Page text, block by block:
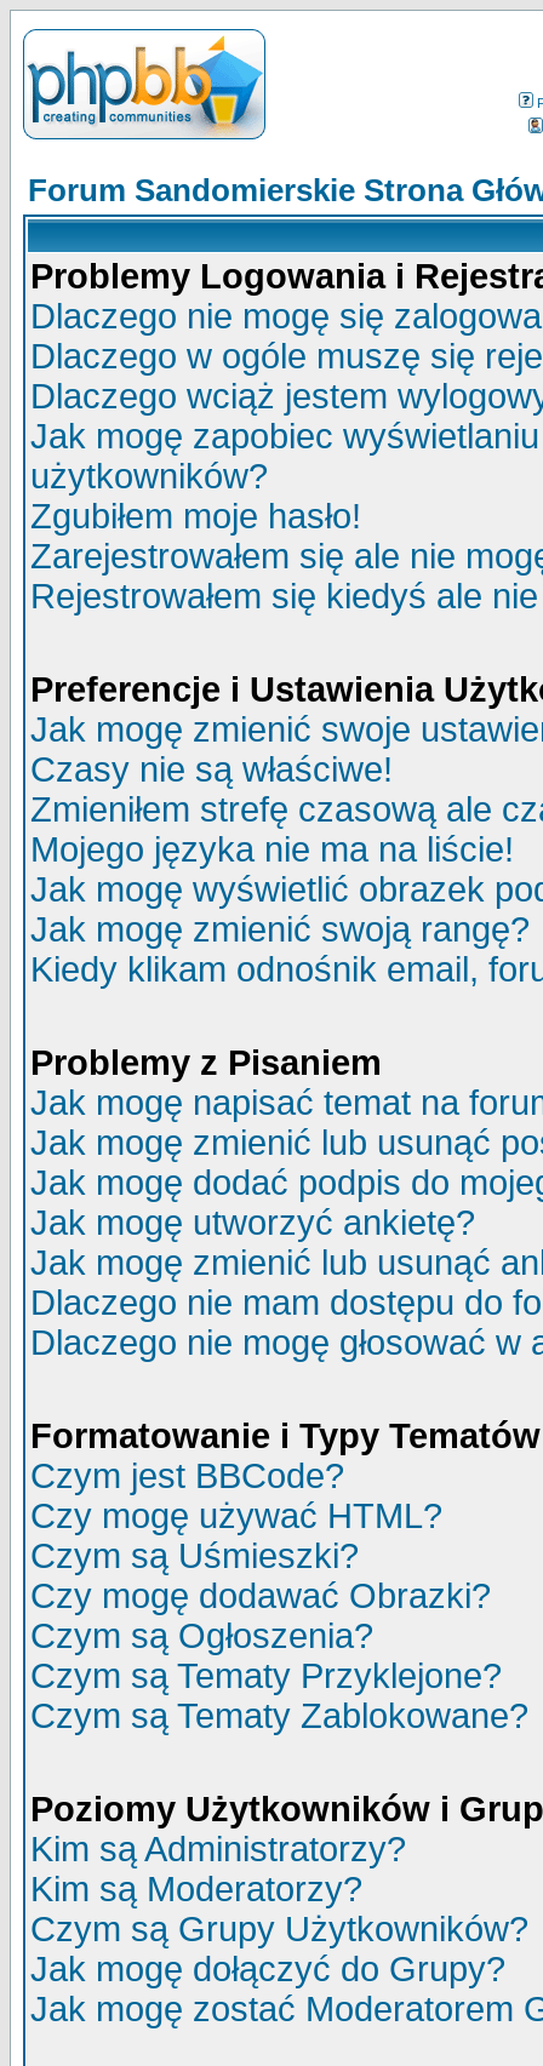
Forum Sandomierskie Strona
Problemy Logowania i
Dlaczego nie mogę się
Dlaczego w ogóle muszę się
Dlaczego wciąż jestem
Jak mogę zapobiec
użytkowników?
Zgubiłem moje hasło!
Zarejestrowałem się ale nie
Rejestrowałem się kiedyś ale
Preferencje i Ustawienia
Jak mogę zmienić swoje
Czasy nie są właściwe!
Zmieniłem strefę czasową ale
Mojego języka nie ma na liście!
Jak mogę wyświetlić obrazek
Jak mogę zmienić swoją rangę?
Kiedy klikam odnośnik email,
Problemy z Pisaniem
Jak mogę napisać temat na
Jak mogę zmienić lub usunąć
Jak mogę dodać podpis do
Jak mogę utworzyć ankietę?
Jak mogę zmienić lub usunąć
Dlaczego nie mam dostępu do
Dlaczego nie mogę głosować w
Formatowanie i Typy Tematów
Czym jest BBCode?
Czy mogę używać HTML?
Czym są Uśmieszki?
Czy mogę dodawać Obrazki?
Czym są Ogłoszenia?
Czym są Tematy Przyklejone?
Czym są Tematy Zablokowane?
Poziomy Użytkowników i
Kim są Administratorzy?
Kim są Moderatorzy?
Czym są Grupy Użytkowników?
Jak mogę dołączyć do Grupy?
Jak mogę zostać Moderatorem